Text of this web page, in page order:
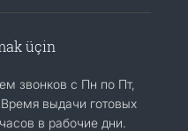
üçin
звонков с Пн по Пт,
выдачи готовых
в рабочие дни.